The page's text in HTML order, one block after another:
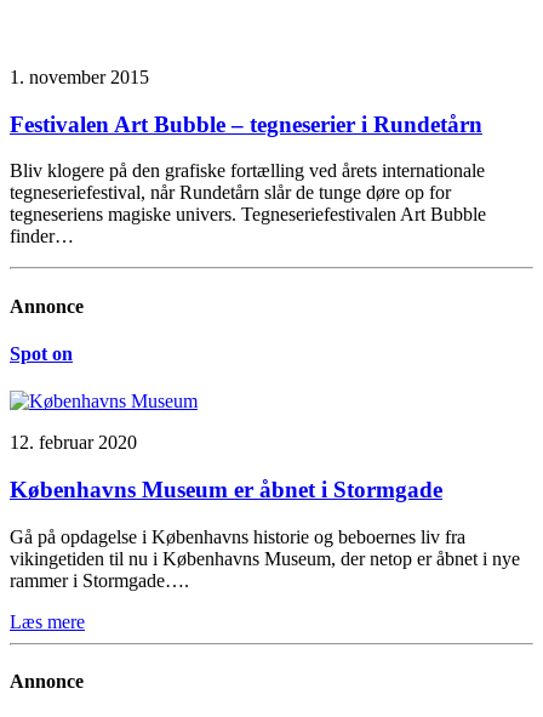
1. november 2015
Festivalen Art Bubble – tegneserier i Rundetårn
Bliv klogere på den grafiske fortælling ved årets internationale
tegneseriefestival, når Rundetårn slår de tunge døre op for
tegneseriens magiske univers. Tegneseriefestivalen Art Bubble
finder…
Annonce
Spot on
12. februar 2020
Københavns Museum er åbnet i Stormgade
Gå på opdagelse i Københavns historie og beboernes liv fra
vikingetiden til nu i Københavns Museum, der netop er åbnet i nye
rammer i Stormgade….
Læs mere
Annonce